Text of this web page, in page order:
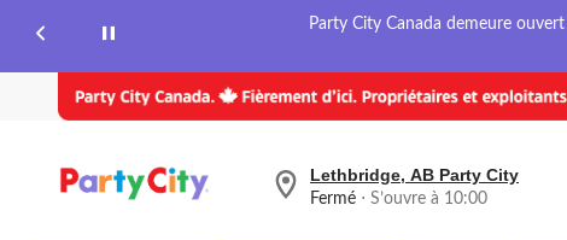
Party City Canada demeure
votre
Lethbridge, AB Party City
Fermé ⋅ S’ouvre à 10:00
même